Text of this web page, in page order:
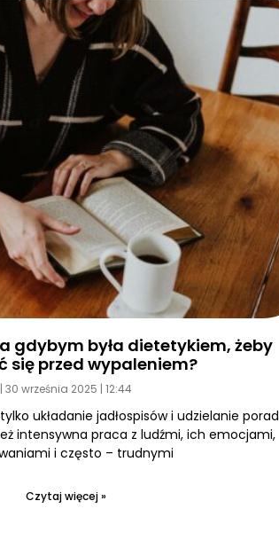
gdybym była dietetykiem, żeby
się przed wypaleniem?
30 września 2025 12:44
układanie jadłospisów i udzielanie porad
intensywna praca z ludźmi, ich emocjami,
i często – trudnymi
Czytaj więcej »